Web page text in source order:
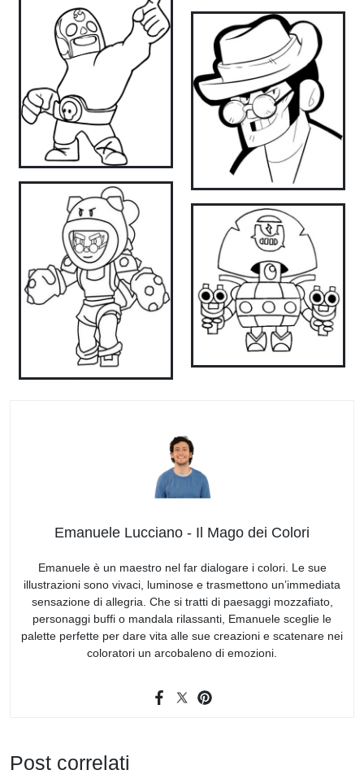
Emanuele Lucciano - Il Mago dei Colori
Emanuele è un maestro nel far dialogare i colori. Le sue
illustrazioni sono vivaci, luminose e trasmettono un’immediata
sensazione di allegria. Che si tratti di paesaggi mozzafiato,
personaggi buffi o mandala rilassanti, Emanuele sceglie le
palette perfette per dare vita alle sue creazioni e scatenare nei
coloratori un arcobaleno di emozioni.
Post correlati